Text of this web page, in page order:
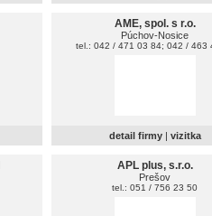
AME, spol. s r.o.
Púchov-Nosice
tel.: 042 / 471 03 84; 042 / 463
detail firmy | vizitka
APL plus, s.r.o.
Prešov
tel.: 051 / 756 23 50